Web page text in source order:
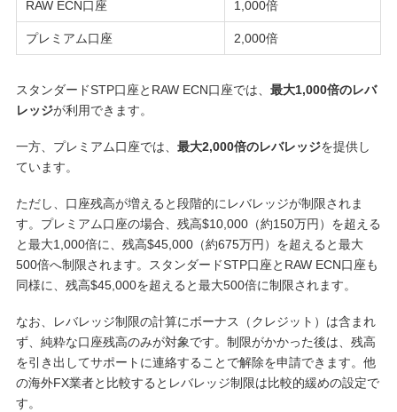
RAW ECN口座 1,000倍
プレミアム口座 2,000倍
スタンダードSTP口座とRAW ECN口座では、 最大1,000倍のレバ
レッジが利用できます。
一方、プレミアム口座では、 最大2,000倍のレバレッジを提供し
ています。
ただし、口座残高が増えると段階的にレバレッジが制限されま
す。プレミアム口座の場合、残高$10,000（約150万円）を超える
と最大1,000倍に、残高$45,000（約675万円）を超えると最大
500倍へ制限されます。スタンダードSTP口座とRAW ECN口座も
同様に、残高$45,000を超えると最大500倍に制限されます。
なお、レバレッジ制限の計算にボーナス（クレジット）は含まれ
ず、純粋な口座残高のみが対象です。制限がかかった後は、残高
を引き出してサポートに連絡することで解除を申請できます。他
の海外FX業者と比較するとレバレッジ制限は比較的緩めの設定で
す。